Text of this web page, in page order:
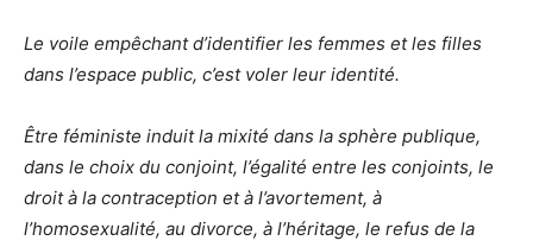
Le voile empêchant d’identifier les femmes et les filles
dans l’espace public, c’est voler leur identité.
Être féministe induit la mixité dans la sphère publique,
dans le choix du conjoint, l’égalité entre les conjoints, le
droit à la contraception et à l’avortement, à
l’homosexualité, au divorce, à l’héritage, le refus de la